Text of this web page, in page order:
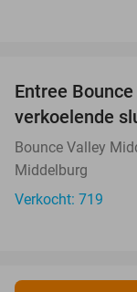
Entree
verkoelende
Bounce Valley
Middelburg
Verkocht: 719